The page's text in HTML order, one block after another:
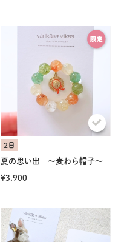
2日
夏の思い出 〜麦わら帽子〜
¥3,900